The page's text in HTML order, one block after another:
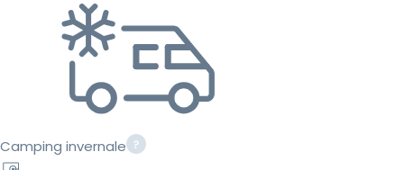
Camping invernale